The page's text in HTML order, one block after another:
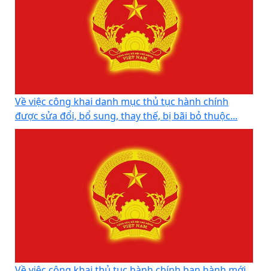
Lãnh đạo xã Bình Giang kiểm tra tiến độ thi công các
công trình trên địa bàn
Về việc công khai danh mục thủ tục hành chính
được sửa đổi, bổ sung, thay thế, bị bãi bỏ thuộc...